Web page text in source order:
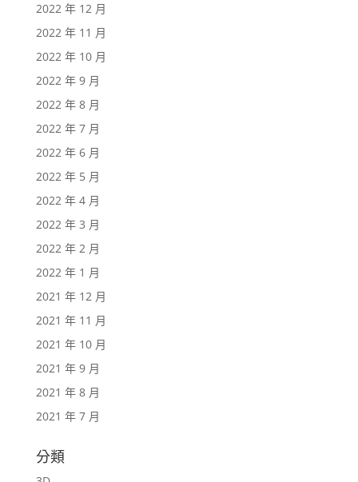
2022 年 12 月
2022 年 11 月
2022 年 10 月
2022 年 9 月
2022 年 8 月
2022 年 7 月
2022 年 6 月
2022 年 5 月
2022 年 4 月
2022 年 3 月
2022 年 2 月
2022 年 1 月
2021 年 12 月
2021 年 11 月
2021 年 10 月
2021 年 9 月
2021 年 8 月
2021 年 7 月
分類